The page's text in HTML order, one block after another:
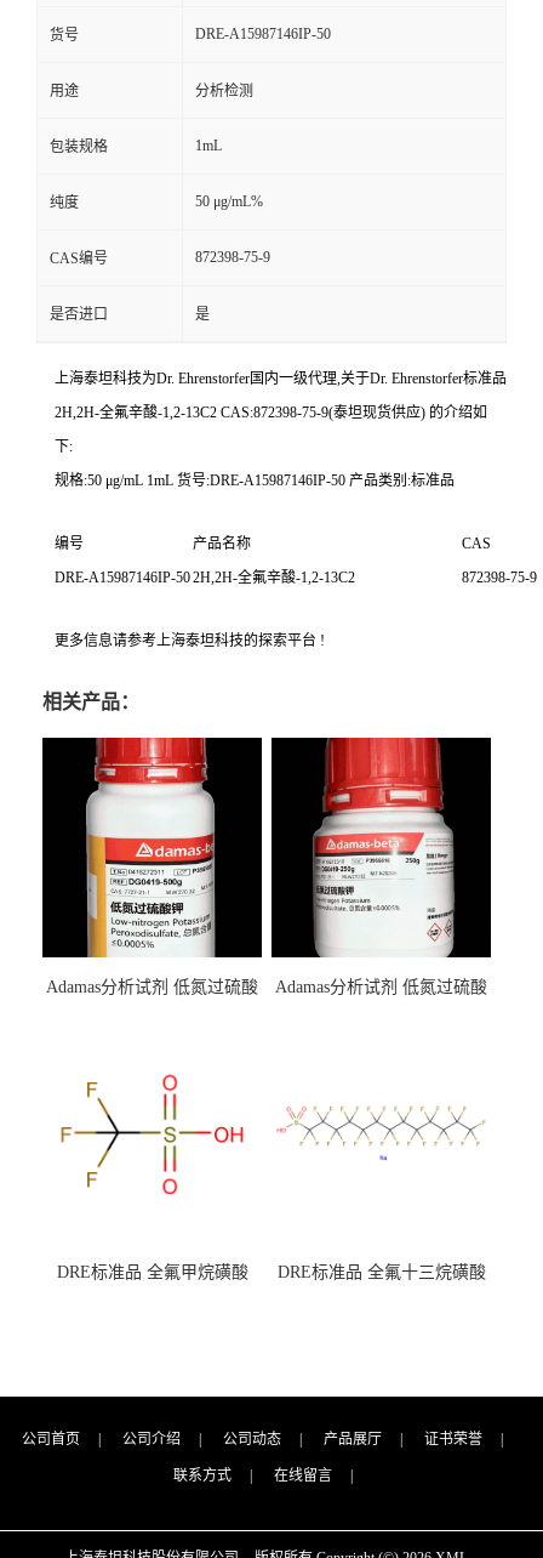
货号 DRE-A15987146IP-50
用途 分析检测
包装规格 1mL
纯度 50 μg/mL%
CAS编号 872398-75-9
是否进口 是
上海泰坦科技为Dr. Ehrenstorfer国内一级代理,关于Dr. Ehrenstorfer标准品
2H,2H-全氟辛酸-1,2-13C2 CAS:872398-75-9(泰坦现货供应) 的介绍如
下:
规格:50 μg/mL 1mL 货号:DRE-A15987146IP-50 产品类别:标准品
编号 产品名称
CAS
DRE-A15987146IP-502H,2H-全氟辛酸-1,2-13C2 872398-75-9
更多信息请参考上海泰坦科技的探索平台 !
相关产品：
Adamas分析试剂 低氮过硫酸
（泰坦现货供应）
Adamas分析试剂 低氮过硫酸
DRE标准品 全氟甲烷磺酸
DRE标准品 全氟十三烷磺酸
公司首页 公司介绍 公司动态 产品展厅 证书荣誉
联系方式 在线留言